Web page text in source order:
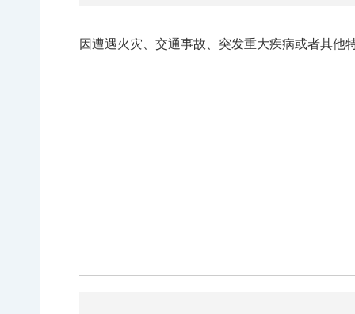
因遭遇火灾、交通事故、突发重大疾病或者其他